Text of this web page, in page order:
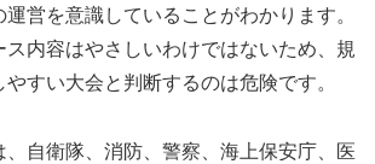
営を意識していることがわかります。
ス内容はやさしいわけではないため、規
すい大会と判断するのは危険です。
、自衛隊、消防、警察、海上保安庁、医